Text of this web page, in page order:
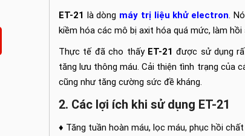
ET-21 là dòng máy trị liệu khử electron.
kiềm hóa các mô bị axit hóa quá mức, làm
Thực tế đã cho thấy ET-21 được sử dụng
tăng lưu thông máu. Cải thiện tình trạng của
cũng như tăng cường sức đề kháng.
2. Các lợi ích khi sử dụng ET-21
♦ Tăng tuần hoàn máu, lọc máu, phục hồi